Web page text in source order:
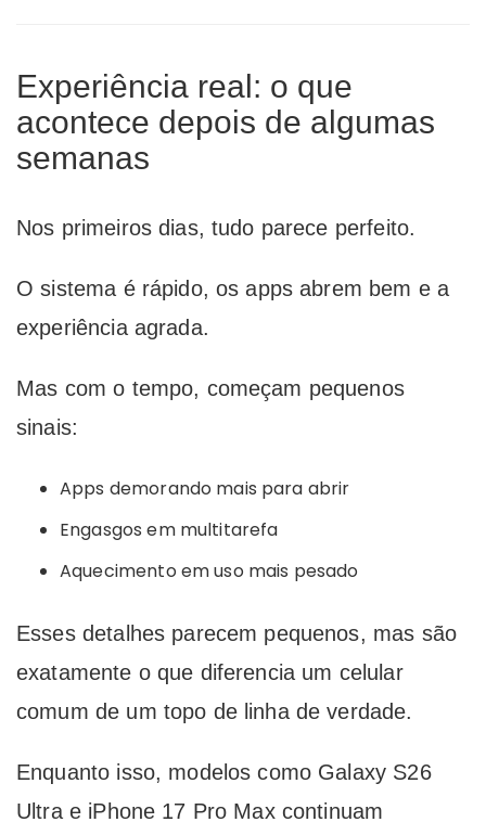
Experiência real: o que
acontece depois de algumas
semanas
Nos primeiros dias, tudo parece perfeito.
O sistema é rápido, os apps abrem bem e a
experiência agrada.
Mas com o tempo, começam pequenos
sinais:
Apps demorando mais para abrir
Engasgos em multitarefa
Aquecimento em uso mais pesado
Esses detalhes parecem pequenos, mas são
exatamente o que diferencia um celular
comum de um topo de linha de verdade.
Enquanto isso, modelos como Galaxy S26
Ultra e iPhone 17 Pro Max continuam